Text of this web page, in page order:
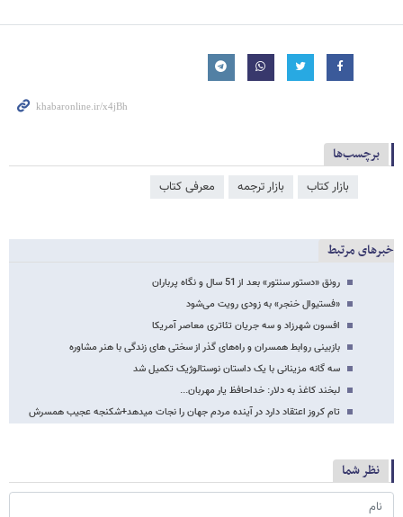
برچسب‌ها
بازار کتاب بازار ترجمه معرفی کتاب
خبرهای مرتبط
رونق «دستور سنتور» بعد از 51 سال و نگاه پرباران
«فستیوال خنجر» به زودی رویت می‌شود
افسون شهرزاد و سه جریان تئاتری معاصر آمریکا
بازبینی روابط همسران و راه‌های گذر از سختی های زندگی با هنر مشاوره
سه گانه مزینانی با یک داستان نوستالوژیک تکمیل شد
لبخند کاغذ به دلار: خداحافظ یار مهربان...
تام کروز اعتقاد دارد در آینده مردم جهان را نجات می​دهد+شکنجه عجیب همسرش
نظر شما